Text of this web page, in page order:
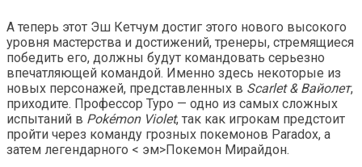
А теперь этот Эш Кетчум достиг этого нового высокого
уровня мастерства и достижений, тренеры, стремящиеся
победить его, должны будут командовать серьезно
впечатляющей командой. Именно здесь некоторые из
новых персонажей, представленных в Scarlet & Вайолет,
приходите. Профессор Туро — одно из самых сложных
испытаний в Pokémon Violet, так как игрокам предстоит
пройти через команду грозных покемонов Paradox, а
затем легендарного < эм>Покемон Мирайдон.